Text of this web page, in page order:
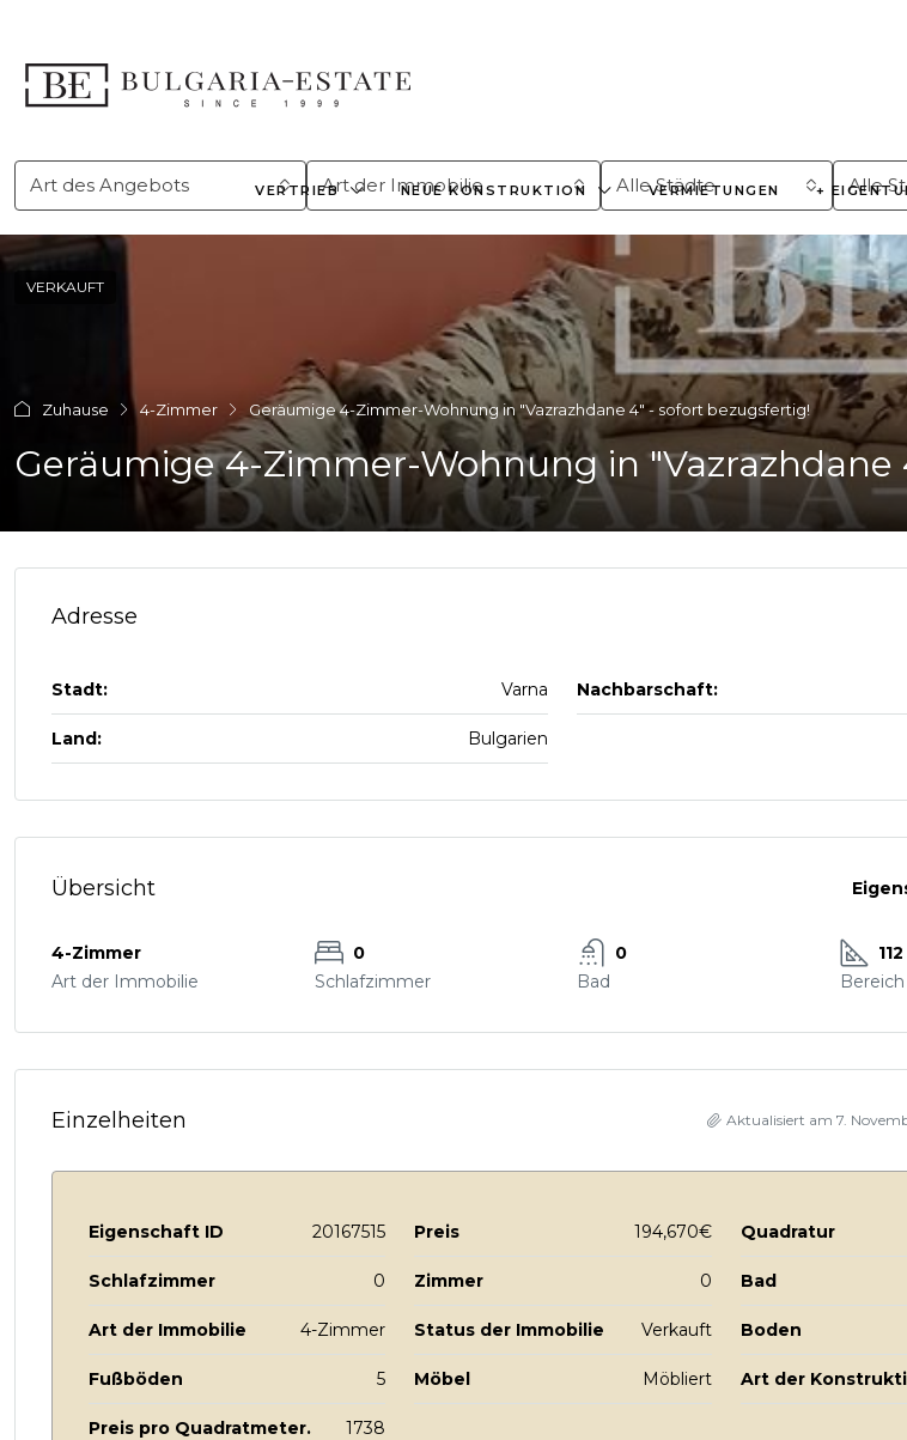
VERTRIEB NEUE KONSTRUKTION VERMIETUNGEN +
Art des Angebots Art der Immobilie Alle Städte Alle
VERKAUFT
Zuhause 4-Zimmer Geräumige 4-Zimmer-Wohnung in "Vazrazhdane 4" - sofort bezugsfertig!
Geräumige 4-Zimmer-Wohnung in
Adresse
Stadt: Varna Nachbarschaft:
Land: Bulgarien
Übersicht
4-Zimmer
Art der Immobilie
0
Schlafzimmer
0
Bad
112
Bereich
Einzelheiten Aktualisiert am 7.
Eigenschaft ID 20167515 Preis 194,670€ Quadratur
Schlafzimmer 0 Zimmer 0 Bad
Art der Immobilie 4-Zimmer Status der Immobilie Verkauft Boden
Fußböden 5 Möbel Möbliert Art der
Preis pro Quadratmeter. 1738